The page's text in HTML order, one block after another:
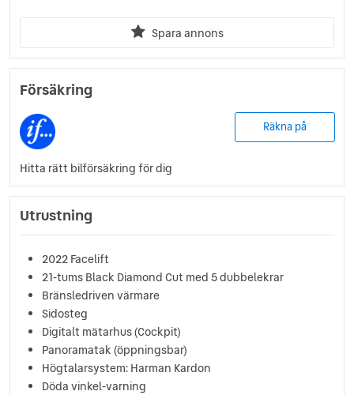
Spara annons
Försäkring
Räkna på
Hitta rätt bilförsäkring för dig
Utrustning
2022 Facelift
21-tums Black Diamond Cut med 5 dubbelekrar
Bränsledriven värmare
Sidosteg
Digitalt mätarhus (Cockpit)
Panoramatak (öppningsbar)
Högtalarsystem: Harman Kardon
Döda vinkel-varning